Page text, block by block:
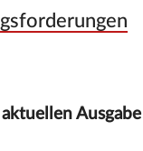
Ausgabe